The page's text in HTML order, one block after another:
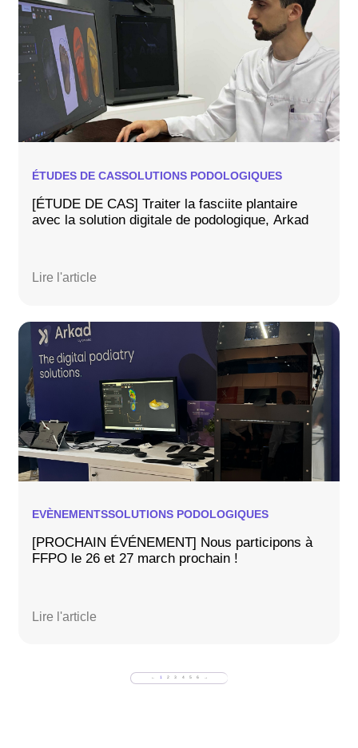
ÉTUDES DE CASSOLUTIONS PODOLOGIQUES
[ÉTUDE DE CAS] Traiter la fasciite plantaire
avec la solution digitale de podologique, Arkad
Lire l'article
EVÈNEMENTSSOLUTIONS PODOLOGIQUES
[PROCHAIN ÉVÉNEMENT] Nous participons à
FFPO le 26 et 27 march prochain !
Lire l'article
← 1 2 3 4 5 6 →